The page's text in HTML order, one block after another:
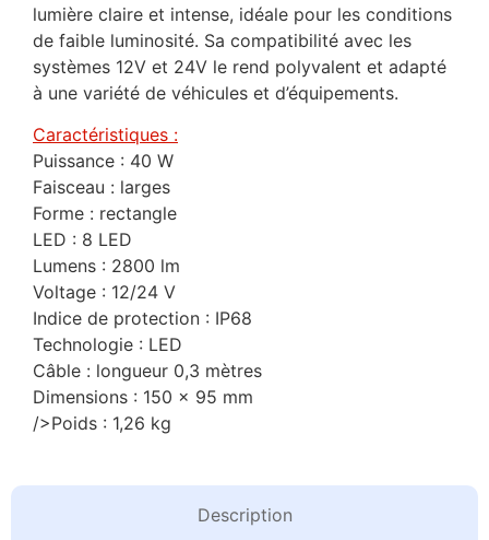
Description
lumière claire et intense, idéale pour les conditions
de faible luminosité. Sa compatibilité avec les
systèmes 12V et 24V le rend polyvalent et adapté
à une variété de véhicules et d’équipements.
Caractéristiques :
Puissance : 40 W
Faisceau : larges
Forme : rectangle
LED : 8 LED
Lumens : 2800 lm
Voltage : 12/24 V
Indice de protection : IP68
Technologie : LED
Câble : longueur 0,3 mètres
Dimensions : 150 x 95 mm
/>Poids : 1,26 kg